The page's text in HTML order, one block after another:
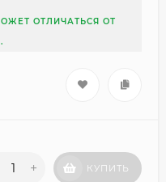
ОТЛИЧАТЬСЯ ОТ
+ КУПИТЬ